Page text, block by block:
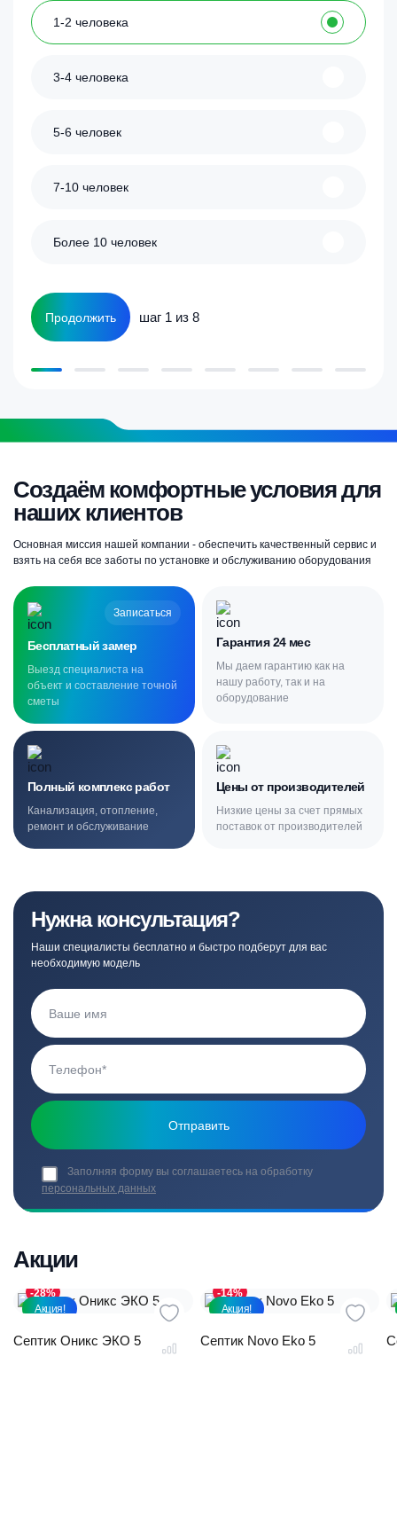
1-2 человека
3-4 человека
5-6 человек
7-10 человек
Более 10 человек
Продолжить шаг 1 из 8
Создаём комфортные условия для
наших клиентов
Основная миссия нашей компании - обеспечить качественный сервис и
взять на себя все заботы по установке и обслуживанию оборудования
Записаться
Бесплатный замер
Выезд специалиста на
объект и составление точной
сметы
Гарантия 24 мес
Мы даем гарантию как на
нашу работу, так и на
оборудование
Полный комплекс работ
Канализация, отопление,
ремонт и обслуживание
Цены от производителей
Низкие цены за счет прямых
поставок от производителей
Нужна консультация?
Наши специалисты бесплатно и быстро подберут для вас
необходимую модель
Заполняя форму вы соглашаетесь на обработку
персональных данных
Акции
Акция!
-28%
Септик Оникс ЭКО 5
Акция!
-14%
Септик Novo Eko 5